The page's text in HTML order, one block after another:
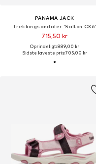
PANAMA JACK
Trekkingsandaler 'Salton C36'
715,50 kr
Oprindeligt: 889,00 kr
Sidste laveste pris:705,00 kr